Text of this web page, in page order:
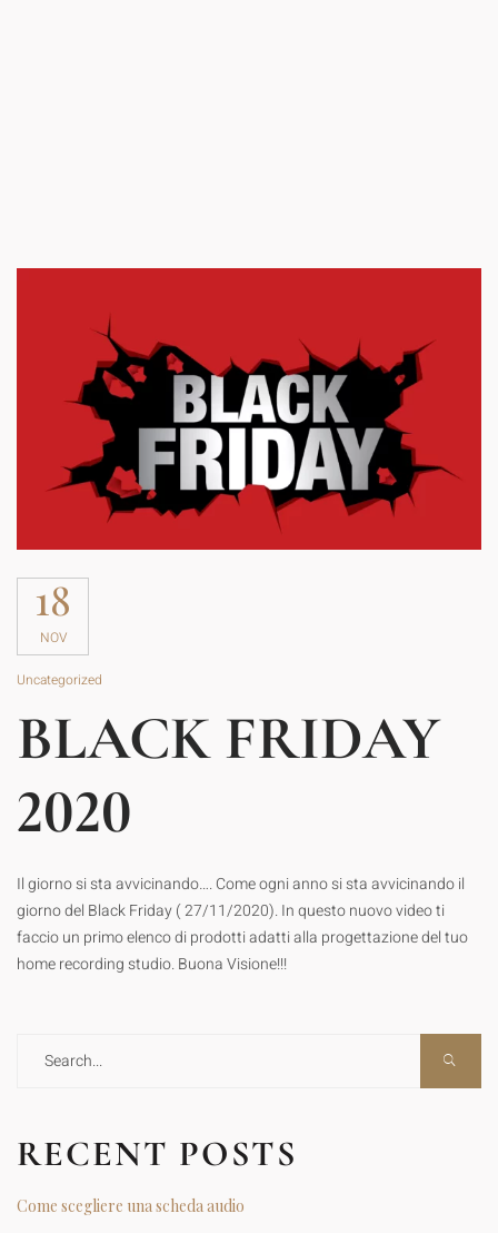
18
NOV
Uncategorized
BLACK FRIDAY
2020
Il giorno si sta avvicinando…. Come ogni anno si sta avvicinando il
giorno del Black Friday ( 27/11/2020). In questo nuovo video ti
faccio un primo elenco di prodotti adatti alla progettazione del tuo
home recording studio. Buona Visione!!!
RECENT POSTS
Come scegliere una scheda audio